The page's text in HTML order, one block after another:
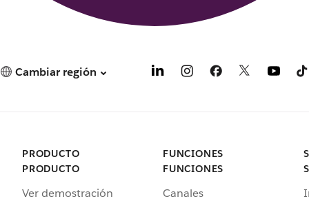
Cambiar región
PRODUCTO
PRODUCTO
Ver demostración
FUNCIONES
FUNCIONES
Canales